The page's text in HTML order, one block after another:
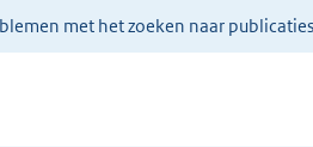
met het zoeken naar